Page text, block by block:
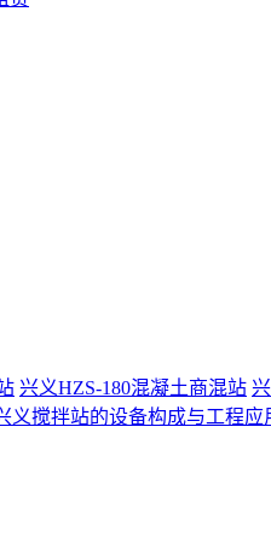
兴义HZS-180混凝土商混站
义搅拌站的设备构成与工程应